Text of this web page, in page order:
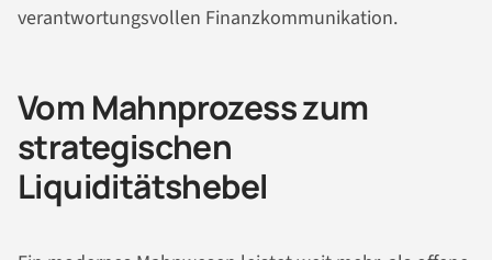
verantwortungsvollen Finanzkommunikation.
Vom Mahnprozess zum
strategischen
Liquiditätshebel